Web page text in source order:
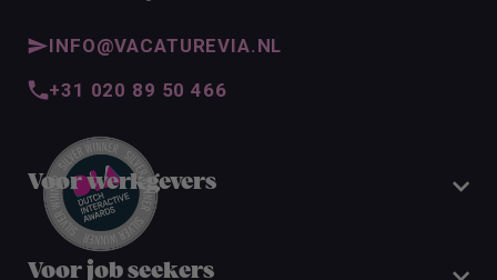
INFO@VACATUREVIA.NL
+31 020 89 50 466
Voor werkgevers
Voor job seekers